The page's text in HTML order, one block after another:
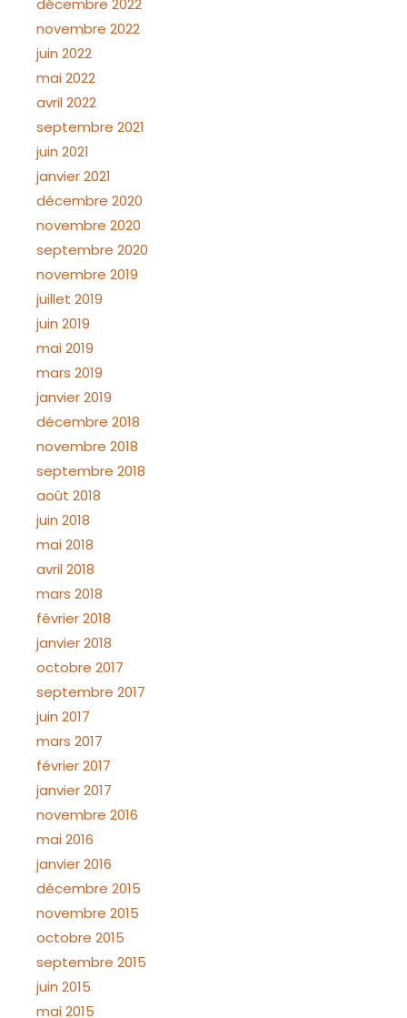
décembre 2022
novembre 2022
juin 2022
mai 2022
avril 2022
septembre 2021
juin 2021
janvier 2021
décembre 2020
novembre 2020
septembre 2020
novembre 2019
juillet 2019
juin 2019
mai 2019
mars 2019
janvier 2019
décembre 2018
novembre 2018
septembre 2018
août 2018
juin 2018
mai 2018
avril 2018
mars 2018
février 2018
janvier 2018
octobre 2017
septembre 2017
juin 2017
mars 2017
février 2017
janvier 2017
novembre 2016
mai 2016
janvier 2016
décembre 2015
novembre 2015
octobre 2015
septembre 2015
juin 2015
mai 2015